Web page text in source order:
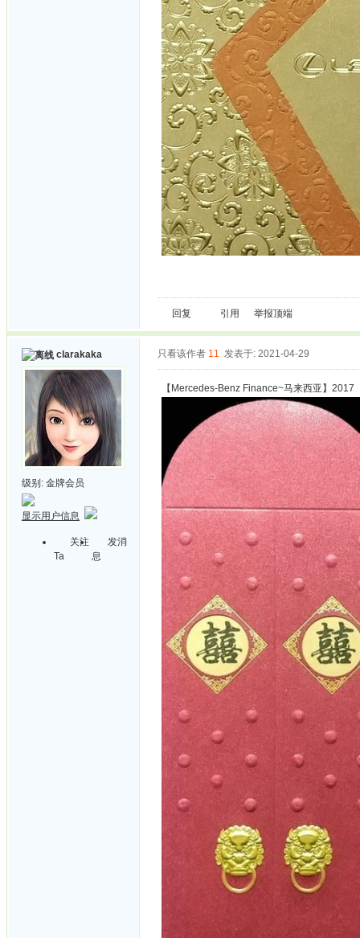
回复 引用 举报顶端
clarakaka
级别: 金牌会员
显示用户信息
关注
Ta
发消
息
只看该作者 11 发表于: 2021-04-29
【Mercedes-Benz Finance~马来西亚】2017